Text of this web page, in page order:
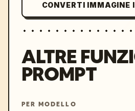
CONVERTI IMMAGINE
ALTRE
PROMPT
PER MODELLO